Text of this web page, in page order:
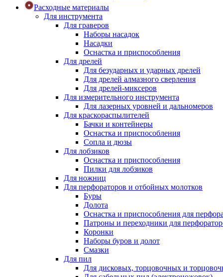
Расходные материалы
Для инструмента
Для граверов
Наборы насадок
Насадки
Оснастка и приспособления
Для дрелей
Для безударных и ударных дрелей
Для дрелей алмазного сверления
Для дрелей-миксеров
Для измерительного инструмента
Для лазерных уровней и дальномеров
Для краскораспылителей
Бачки и контейнеры
Оснастка и приспособления
Сопла и дюзы
Для лобзиков
Оснастка и приспособления
Пилки для лобзиков
Для ножниц
Для перфораторов и отбойных молотков
Буры
Долота
Оснастка и приспособления для
Патроны и переходники для
Коронки
Наборы буров и долот
Смазки
Для пил
Для дисковых, торцовочных и